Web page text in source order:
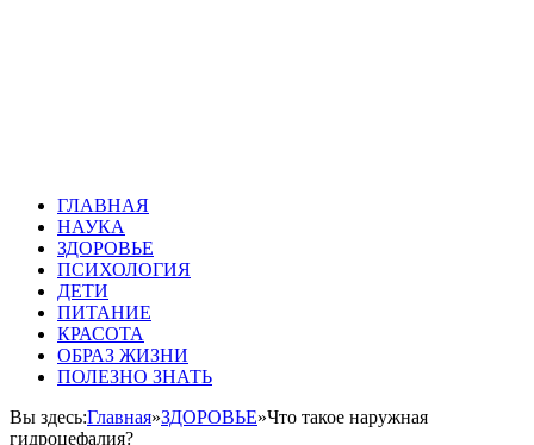
ГЛАВНАЯ
НАУКА
ЗДОРОВЬЕ
ПСИХОЛОГИЯ
ДЕТИ
ПИТАНИЕ
КРАСОТА
ОБРАЗ ЖИЗНИ
ПОЛЕЗНО ЗНАТЬ
Вы здесь:Главная»ЗДОРОВЬЕ»Что такое наружная
гидроцефалия?